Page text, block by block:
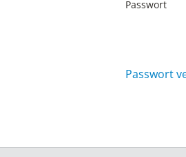
Passwort
Passwort